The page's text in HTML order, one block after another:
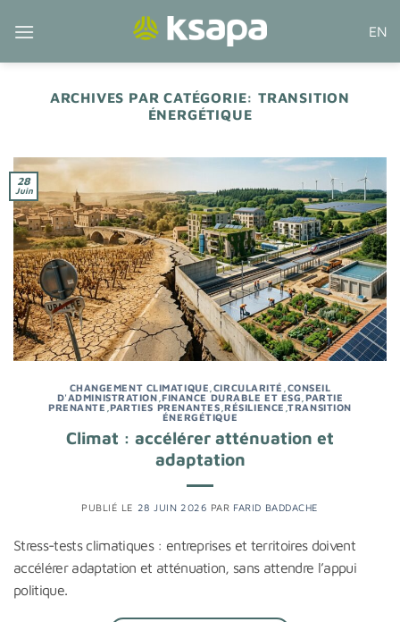
EN
ARCHIVES PAR CATÉGORIE:TRANSITION
ÉNERGÉTIQUE
28
Juin
CHANGEMENT CLIMATIQUE CIRCULARITÉ CONSEIL
D'ADMINISTRATION ,FINANCE DURABLE ET ESG ,PARTIE
PRENANTE ,PARTIES PRENANTES ,RÉSILIENCE ,TRANSITION
ÉNERGÉTIQUE
Climat : accélérer atténuation et
adaptation
PUBLIÉ LE 28 JUIN 2026 PAR FARID BADDACHE
Stress-tests climatiques : entreprises et territoires doivent
accélérer adaptation et atténuation, sans attendre l’appui
politique.